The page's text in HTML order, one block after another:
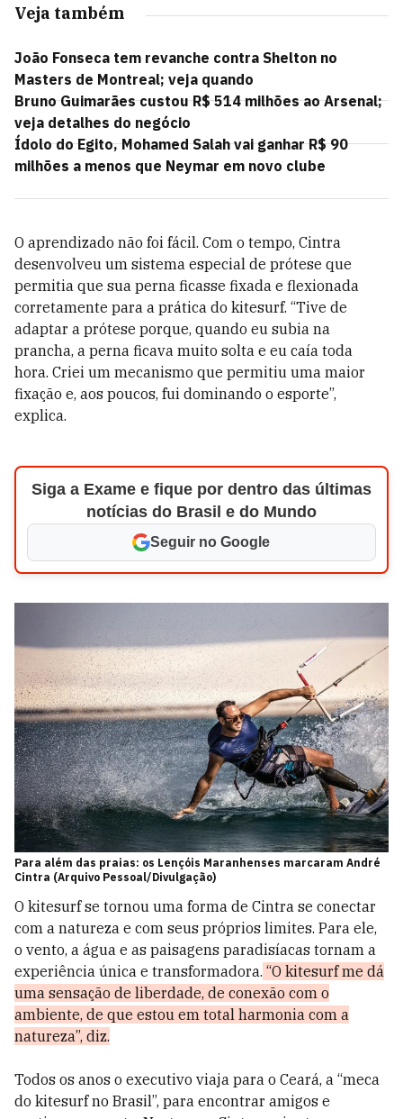
Veja também
João Fonseca tem revanche contra Shelton no
Masters de Montreal; veja quando
Bruno Guimarães custou R$ 514 milhões ao Arsenal;
veja detalhes do negócio
Ídolo do Egito, Mohamed Salah vai ganhar R$ 90
milhões a menos que Neymar em novo clube
O aprendizado não foi fácil. Com o tempo, Cintra
desenvolveu um sistema especial de prótese que
permitia que sua perna ficasse fixada e flexionada
corretamente para a prática do kitesurf. “Tive de
adaptar a prótese porque, quando eu subia na
prancha, a perna ficava muito solta e eu caía toda
hora. Criei um mecanismo que permitiu uma maior
fixação e, aos poucos, fui dominando o esporte”,
explica.
Siga a Exame e fique por dentro das últimas
notícias do Brasil e do Mundo
Seguir no Google
Para além das praias: os Lençóis Maranhenses marcaram André
Cintra (Arquivo Pessoal/Divulgação)
O kitesurf se tornou uma forma de Cintra se conectar
com a natureza e com seus próprios limites. Para ele,
o vento, a água e as paisagens paradisíacas tornam a
experiência única e transformadora. “O kitesurf me dá
uma sensação de liberdade, de conexão com o
ambiente, de que estou em total harmonia com a
natureza”, diz.
Todos os anos o executivo viaja para o Ceará, a “meca
do kitesurf no Brasil”, para encontrar amigos e